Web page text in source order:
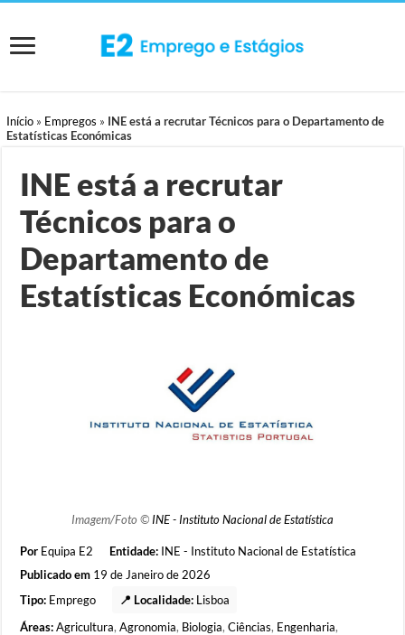
Início » Empregos » INE está a recrutar Técnicos para o Departamento de
Estatísticas Económicas
INE está a recrutar
Técnicos para o
Departamento de
Estatísticas Económicas
Imagem/Foto © INE - Instituto Nacional de Estatística
Por Equipa E2 Entidade: INE - Instituto Nacional de Estatística
Publicado em 19 de Janeiro de 2026
Tipo: Emprego 📍 Localidade: Lisboa
Áreas: Agricultura,Agronomia, Biologia,Ciências, Engenharia,